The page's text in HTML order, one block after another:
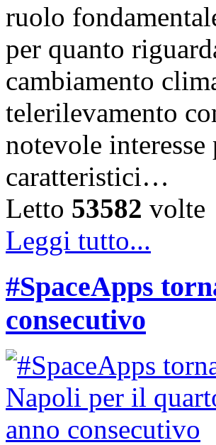
ruolo
per quanto
cambiamento
telerilevamento
notevole
caratteristici…
Letto 53582 volte
Leggi tutto...
#SpaceApps
consecutivo